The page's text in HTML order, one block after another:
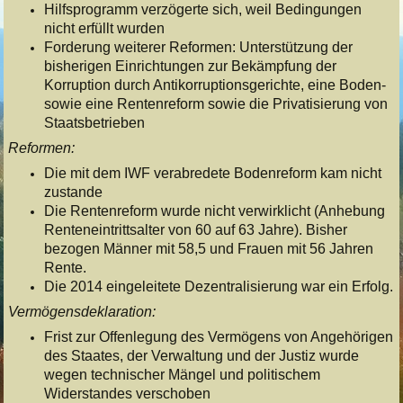
Hilfsprogramm verzögerte sich, weil Bedingungen
nicht erfüllt wurden
Forderung weiterer Reformen: Unterstützung der
bisherigen Einrichtungen zur Bekämpfung der
Korruption durch Antikorruptionsgerichte, eine Boden-
sowie eine Rentenreform sowie die Privatisierung von
Staatsbetrieben
Reformen:
Die mit dem IWF verabredete Bodenreform kam nicht
zustande
Die Rentenreform wurde nicht verwirklicht (Anhebung
Renteneintrittsalter von 60 auf 63 Jahre). Bisher
bezogen Männer mit 58,5 und Frauen mit 56 Jahren
Rente.
Die 2014 eingeleitete Dezentralisierung war ein Erfolg.
Vermögensdeklaration:
Frist zur Offenlegung des Vermögens von Angehörigen
des Staates, der Verwaltung und der Justiz wurde
wegen technischer Mängel und politischem
Widerstandes verschoben